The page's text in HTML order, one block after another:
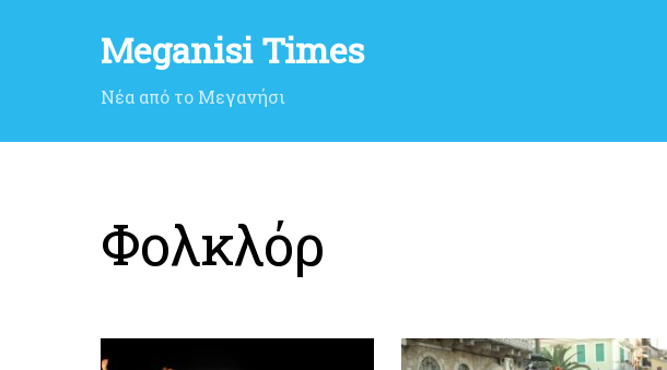
Meganisi Times
Νέα από το Μεγανήσι
Φολκλόρ